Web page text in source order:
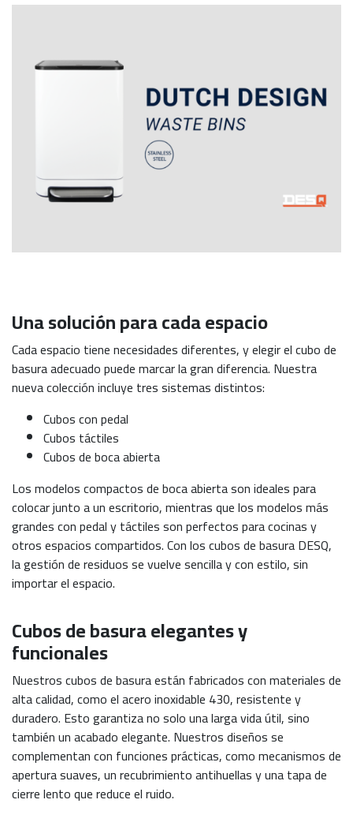
Una solución para cada espacio
Cada espacio tiene necesidades diferentes, y elegir el cubo de
basura adecuado puede marcar la gran diferencia. Nuestra
nueva colección incluye tres sistemas distintos:
Cubos con pedal
Cubos táctiles
Cubos de boca abierta
Los modelos compactos de boca abierta son ideales para
colocar junto a un escritorio, mientras que los modelos más
grandes con pedal y táctiles son perfectos para cocinas y
otros espacios compartidos. Con los cubos de basura DESQ,
la gestión de residuos se vuelve sencilla y con estilo, sin
importar el espacio.
Cubos de basura elegantes y
funcionales
Nuestros cubos de basura están fabricados con materiales de
alta calidad, como el acero inoxidable 430, resistente y
duradero. Esto garantiza no solo una larga vida útil, sino
también un acabado elegante. Nuestros diseños se
complementan con funciones prácticas, como mecanismos de
apertura suaves, un recubrimiento antihuellas y una tapa de
cierre lento que reduce el ruido.